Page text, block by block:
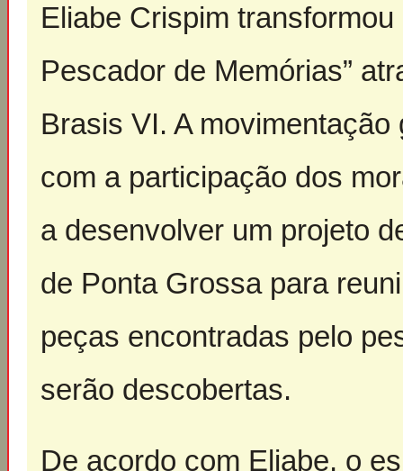
Eliabe Crispim
Pescador de Memórias”
Brasis VI. A
com a participação dos
a desenvolver um projeto
de Ponta Grossa para
peças encontradas pelo
serão descobertas.
De acordo com Eliabe, o